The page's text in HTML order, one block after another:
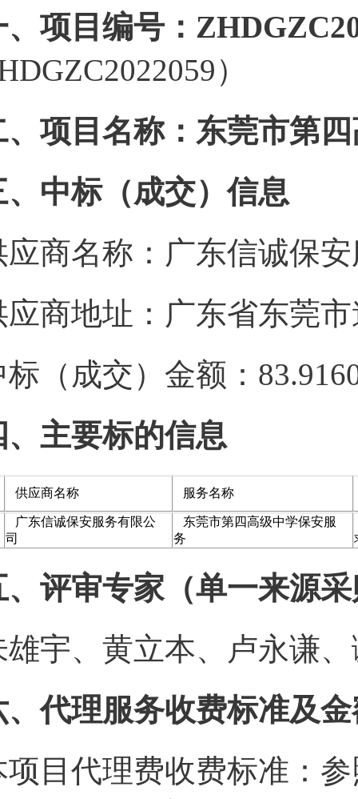
、项目编号：
）
、项目名称：东莞市第
、中标（成交）信息
应商名称：广东信诚保
应商地址：广东省东莞
标（成交）金额：
、主要标的信息
供应商名称 服务名称
广东信诚保安服务有限公
司
东莞市第四高级中学保安服
务
、评审专家（单一来源
雄宇、黄立本、卢永谦
、代理服务收费标准及
项目代理费收费标准：